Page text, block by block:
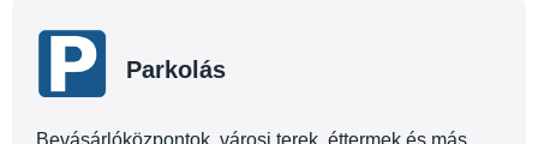
Parkolás
Bevásárlóközpontok, városi terek, éttermek és más